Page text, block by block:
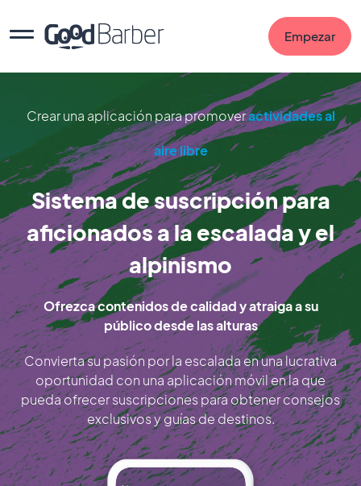
Empezar
Crear una aplicación para promoveractividades al
aire libre
Sistema de suscripción para
aficionados a la escalada y el
alpinismo
Ofrezca contenidos de calidad y atraiga a su
público desde las alturas
Convierta su pasión por la escalada en una lucrativa
oportunidad con una aplicación móvil en la que
pueda ofrecer suscripciones para obtener consejos
exclusivos y guías de destinos.